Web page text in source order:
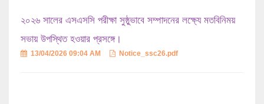
২০২৬ সালের এসএসসি পরীক্ষা সুষ্ঠুভাবে সম্পাদনের লক্ষ্যে মতবিনিময়
সভায় উপস্থিত হওয়ার প্রসঙ্গে।
13/04/2026 09:04 AM Notice_ssc26.pdf